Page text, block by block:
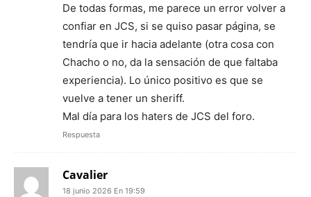
De todas formas, me parece un error volver a
confiar en JCS, si se quiso pasar página, se
tendría que ir hacia adelante (otra cosa con
Chacho o no, da la sensación de que faltaba
experiencia). Lo único positivo es que se
vuelve a tener un sheriff.
Mal día para los haters de JCS del foro.
Respuesta
Cavalier
18 junio 2026 En 19:59